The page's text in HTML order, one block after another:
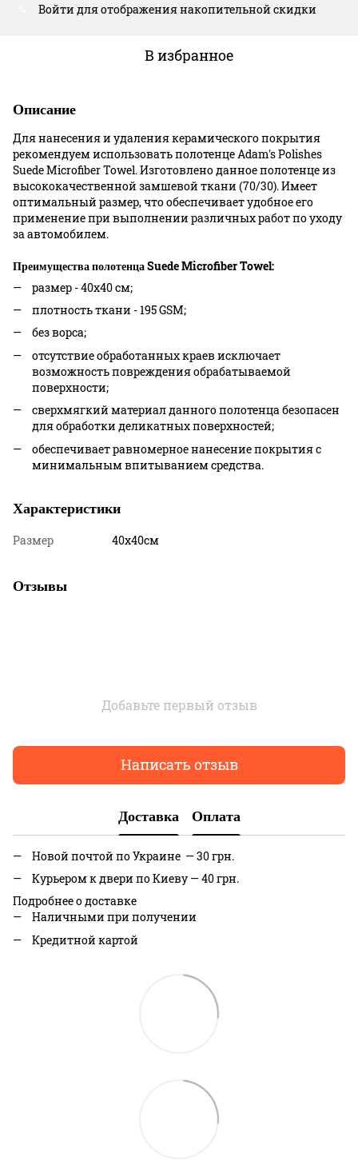
Войти для отображения накопительной скидки
В избранное
Описание
Для нанесения и удаления керамического покрытия
рекомендуем использовать полотенце Adam's Polishes
Suede Microfiber Towel. Изготовлено данное полотенце из
высококачественной замшевой ткани (70/30). Имеет
оптимальный размер, что обеспечивает удобное его
применение при выполнении различных работ по уходу
за автомобилем.
Преимущества полотенца Suede Microfiber Towel:
размер - 40х40 см;
плотность ткани - 195 GSM;
без ворса;
отсутствие обработанных краев исключает
возможность повреждения обрабатываемой
поверхности;
сверхмягкий материал данного полотенца безопасен
для обработки деликатных поверхностей;
обеспечивает равномерное нанесение покрытия с
минимальным впитыванием средства.
Характеристики
Размер 40х40см
Отзывы
Добавьте первый отзыв
Написать отзыв
Доставка Оплата
Новой почтой по Украине — 30 грн.
Курьером к двери по Киеву — 40 грн.
Подробнее о доставке
Наличными при получении
Кредитной картой